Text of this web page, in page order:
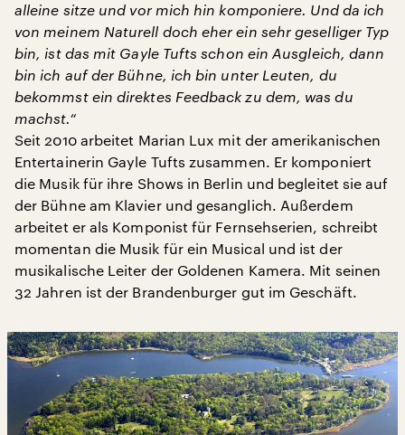
alleine sitze und vor mich hin komponiere. Und da ich
von meinem Naturell doch eher ein sehr geselliger Typ
bin, ist das mit Gayle Tufts schon ein Ausgleich, dann
bin ich auf der Bühne, ich bin unter Leuten, du
bekommst ein direktes Feedback zu dem, was du
machst.“
Seit 2010 arbeitet Marian Lux mit der amerikanischen
Entertainerin Gayle Tufts zusammen. Er komponiert
die Musik für ihre Shows in Berlin und begleitet sie auf
der Bühne am Klavier und gesanglich. Außerdem
arbeitet er als Komponist für Fernsehserien, schreibt
momentan die Musik für ein Musical und ist der
musikalische Leiter der Goldenen Kamera. Mit seinen
32 Jahren ist der Brandenburger gut im Geschäft.